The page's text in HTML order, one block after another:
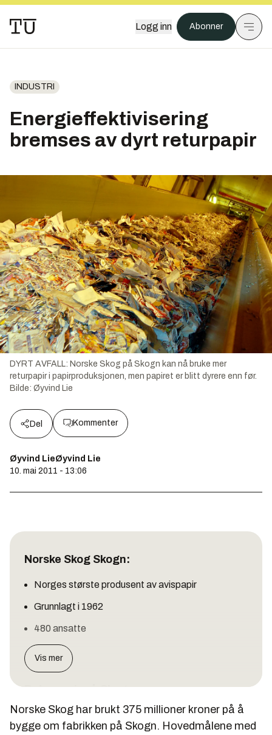
Logg inn Abonner
INDUSTRI
Energieffektivisering
bremses av dyrt returpapir
DYRT AVFALL: Norske Skog på Skogn kan nå bruke mer
returpapir i papirproduksjonen, men papiret er blitt dyrere enn før.
Bilde: Øyvind Lie
Del Kommenter
Øyvind LieØyvind Lie
10. mai 2011 - 13:06
Norske Skog Skogn:
Norges største produsent av avispapir
Grunnlagt i 1962
480 ansatte
Returpapir på Skogn:
Fabrikken har nå kapasitet til å ta imot 220.000
tonn returpapir, 25 prosent mer enn før
Vis mer
Norske Skog har brukt 375 millioner kroner på å
bygge om fabrikken på Skogn. Hovedmålene med